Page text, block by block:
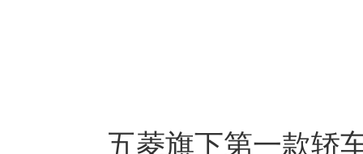
五菱旗下第一款轿